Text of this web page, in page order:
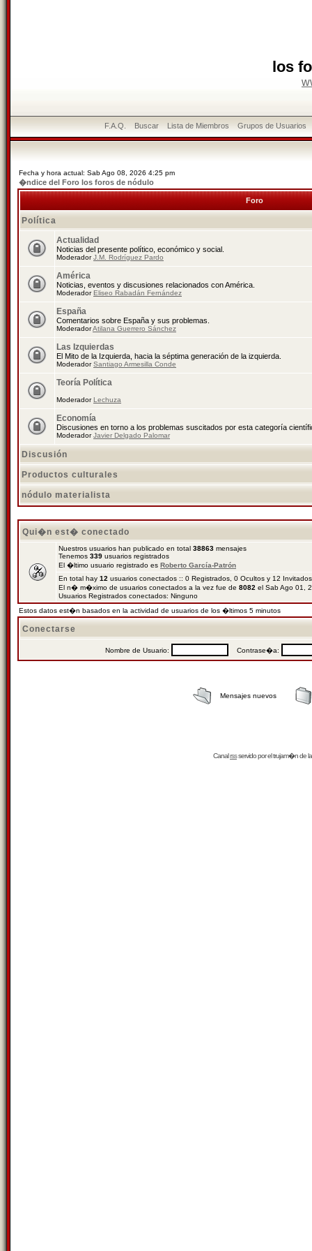
los
F.A.Q. Buscar Lista de Miembros Grupos de Usuarios
Fecha y hora actual: Sab Ago 08, 2026 4:25 pm
�ndice del Foro los foros de nódulo
Foro
Política
Actualidad
Noticias del presente político, económico y social.
ModeradorJ.M. Rodríguez Pardo
América
Noticias, eventos y discusiones relacionados con América.
ModeradorEliseo Rabadán Fernández
España
Comentarios sobre España y sus problemas.
ModeradorAtilana Guerrero Sánchez
Las Izquierdas
El Mito de la Izquierda, hacia la séptima generación de la izquierda.
ModeradorSantiago Armesilla Conde
Teoría Política
ModeradorLechuza
Economía
Discusiones en torno a los problemas suscitados por esta categoría
ModeradorJavier Delgado Palomar
Discusión
Productos culturales
nódulo materialista
Qui�n est� conectado
Nuestros usuarios han publicado en total 38863 mensajes
Tenemos 339 usuarios registrados
El �ltimo usuario registrado es Roberto García-Patrón
En total hay 12 usuarios conectados :: 0 Registrados, 0 Ocultos y 12
El n� m�ximo de usuarios conectados a la vez fue de 8082 el Sab Ago 01,
Usuarios Registrados conectados: Ninguno
Estos datos est�n basados en la actividad de usuarios de los �ltimos 5 minutos
Conectarse
Nombre de Usuario: Contrase�a:
Mensajes nuevos
Canalrssservido por eltrujam�nde